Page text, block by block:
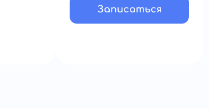
Записатьcя